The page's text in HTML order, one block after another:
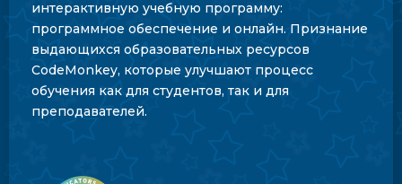
интерактивную учебную программу:
программное обеспечение и онлайн. Признание
выдающихся образовательных ресурсов
CodeMonkey, которые улучшают процесс
обучения как для студентов, так и для
преподавателей.